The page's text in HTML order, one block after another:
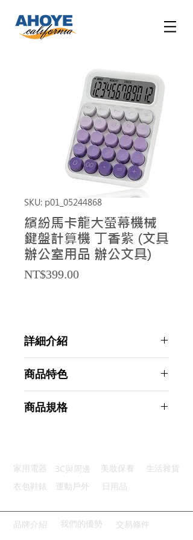
SKU: p01_05244868
繽紛馬卡龍大螢幕機械
鍵盤計算機 丁香紫 (文具
辦公室用品 辦公文具)
NT$399.00Price
詳細介紹
商品特色
寬屏顯示：大螢幕清晰好閱讀
商品規格
商品型號：p01_05244868
主要材質：ABS+LCD
商品重量(g)：145
產地名稱：中國大陸
家用電器 3C與周邊 美妝保養
生活雜貨
衣包鞋錶
運動戶外 日用品
品牌介紹 我們的優勢 交易條件